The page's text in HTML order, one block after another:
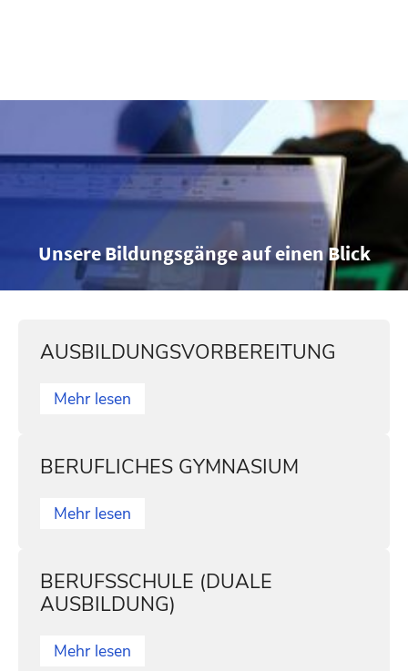
Unsere Bildungsgänge auf einen Blick
AUSBILDUNGSVORBEREITUNG
Mehr lesen
BERUFLICHES GYMNASIUM
Mehr lesen
BERUFSSCHULE (DUALE
AUSBILDUNG)
Mehr lesen